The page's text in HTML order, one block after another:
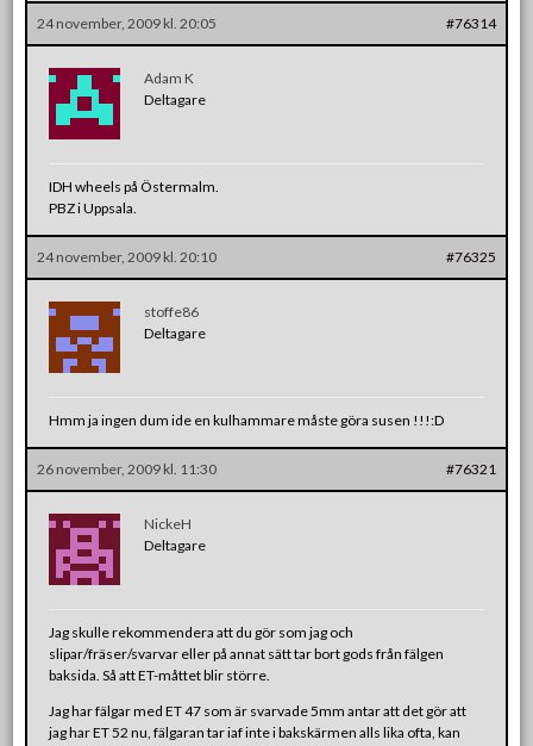
24 november, 2009 kl. 20:05 #76314
Adam K
Deltagare
IDH wheels på Östermalm.
PBZ i Uppsala.
24 november, 2009 kl. 20:10 #76325
stoffe86
Deltagare
Hmm ja ingen dum ide en kulhammare måste göra susen !!!:D
26 november, 2009 kl. 11:30 #76321
NickeH
Deltagare
Jag skulle rekommendera att du gör som jag och
slipar/fräser/svarvar eller på annat sätt tar bort gods från fälgen
baksida. Så att ET-måttet blir större.
Jag har fälgar med ET 47 som är svarvade 5mm antar att det gör att
jag har ET 52 nu, fälgaran tar iaf inte i bakskärmen alls lika ofta, kan